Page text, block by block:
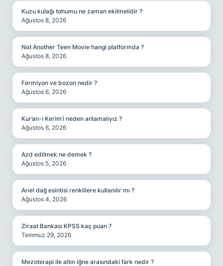
Kuzu kulağı tohumu ne zaman ekilmelidir ?
Ağustos 8, 2026
Not Another Teen Movie hangi platformda ?
Ağustos 8, 2026
Fermiyon ve bozon nedir ?
Ağustos 6, 2026
Kur’an-ı Kerim’i neden anlamalıyız ?
Ağustos 6, 2026
Azd edilmek ne demek ?
Ağustos 5, 2026
Ariel dağ esintisi renklilere kullanılır mı ?
Ağustos 4, 2026
Ziraat Bankası KPSS kaç puan ?
Temmuz 29, 2026
Mezoterapi ile altın iğne arasındaki fark nedir ?